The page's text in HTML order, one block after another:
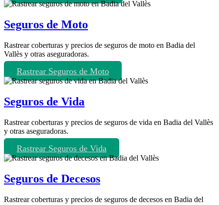
Seguros de Moto
Rastrear coberturas y precios de seguros de moto en Badia del
Vallès y otras aseguradoras.
Rastrear Seguros de Moto
Seguros de Vida
Rastrear coberturas y precios de seguros de vida en Badia del Vallès
y otras aseguradoras.
Rastrear Seguros de Vida
Seguros de Decesos
Rastrear coberturas y precios de seguros de decesos en Badia del